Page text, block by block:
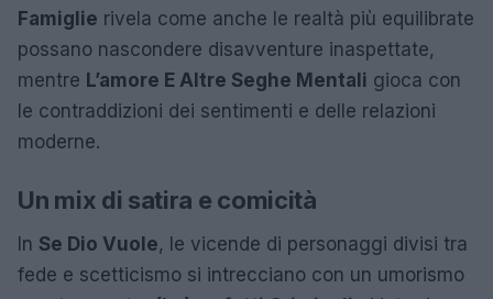
Famiglie rivela come anche le realtà più equilibrate
possano nascondere disavventure inaspettate,
mentre L’amore E Altre Seghe Mentali gioca con
le contraddizioni dei sentimenti e delle relazioni
moderne.
Un mix di satira e comicità
In Se Dio Vuole, le vicende di personaggi divisi tra
fede e scetticismo si intrecciano con un umorismo